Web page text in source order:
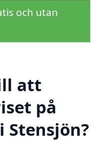
och utan
att
på
Stensjön?